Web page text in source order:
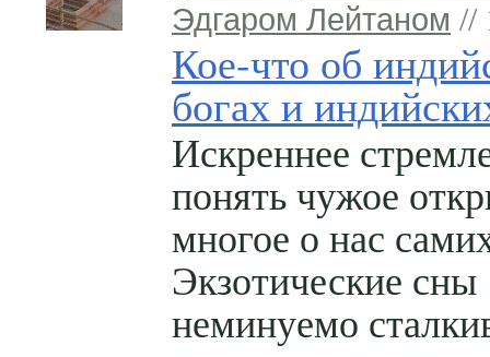
Эдгаром Лейтаном //
Кое-что об
богах и
Искреннее
понять чужое
многое о нас
Экзотические сны
неминуемо